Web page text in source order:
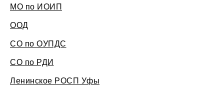
МО по ИОИП
ООД
СО по ОУПДС
СО по РДИ
Ленинское РОСП Уфы